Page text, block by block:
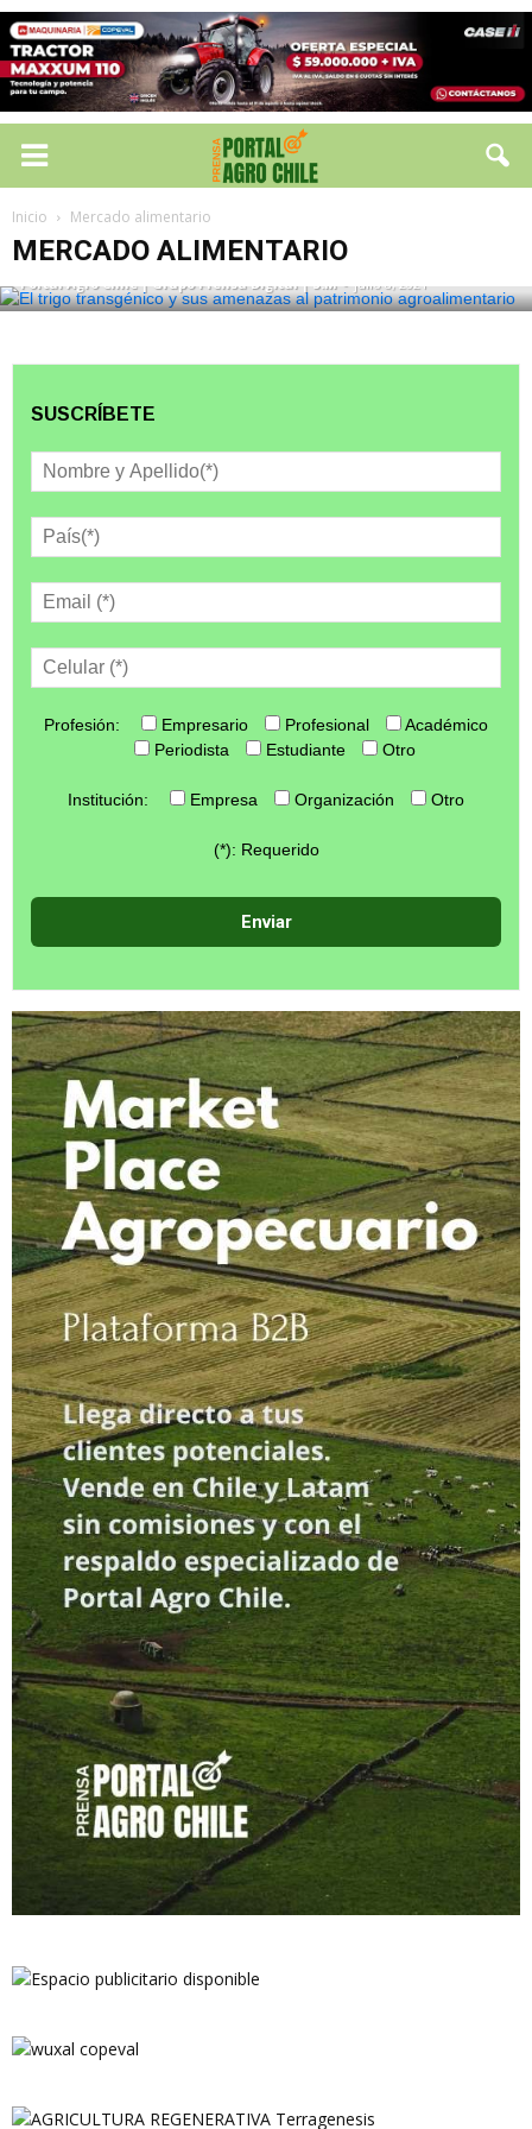
Inicio Mercado alimentario
MERCADO ALIMENTARIO
El trigo transgénico y sus amenazas al
patrimonio agroalimentario
Portal Agro Chile | Grupo Prensa Digital | S.M - julio 8, 2021
SUSCRÍBETE
Profesión: Empresario Profesional
Académico
Periodista
Estudiante Otro
Institución: Empresa Organización Otro
(*): Requerido